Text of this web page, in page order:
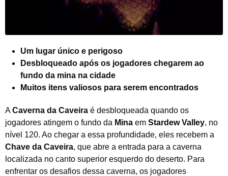
Um lugar único e perigoso
Desbloqueado após os jogadores chegarem ao
fundo da mina na cidade
Muitos itens valiosos para serem encontrados
ACaverna da Caveira é desbloqueada quando os
jogadores atingem o fundo da Mina em Stardew Valley, no
nível 120. Ao chegar a essa profundidade, eles recebem a
Chave da Caveira, que abre a entrada para a caverna
localizada no canto superior esquerdo do deserto. Para
enfrentar os desafios dessa caverna, os jogadores